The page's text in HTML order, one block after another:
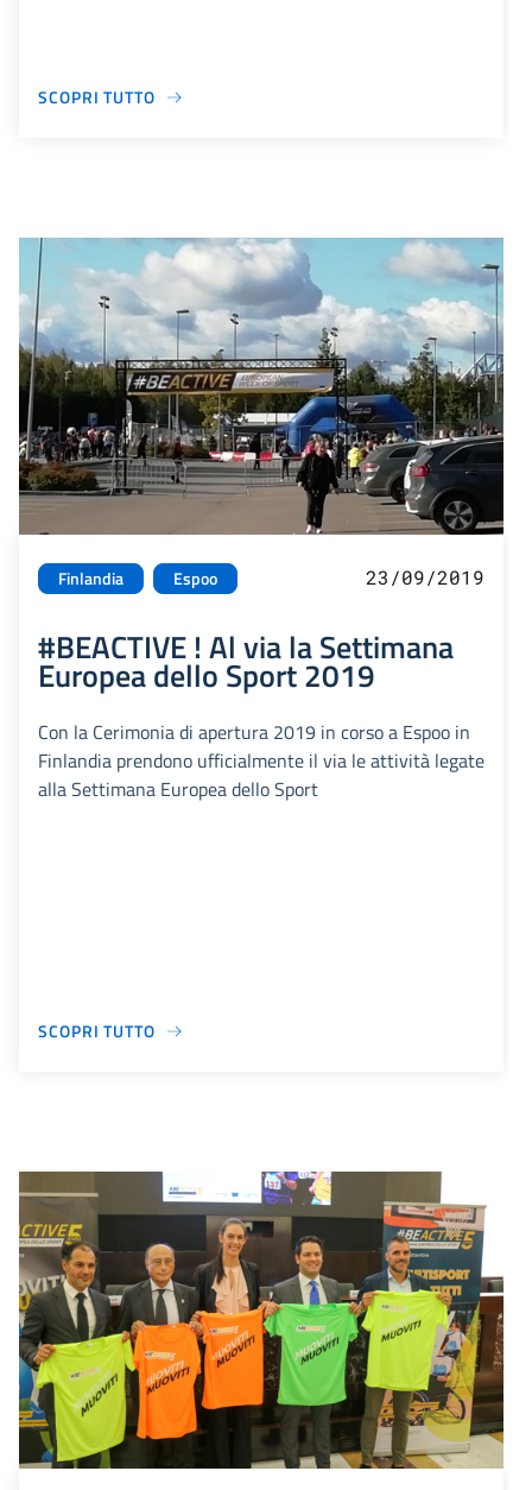
SCOPRI TUTTO
Finlandia Espoo 23/09/2019
#BEACTIVE ! Al via la Settimana
Europea dello Sport 2019
Con la Cerimonia di apertura 2019 in corso a Espoo in
Finlandia prendono ufficialmente il via le attività legate
alla Settimana Europea dello Sport
SCOPRI TUTTO